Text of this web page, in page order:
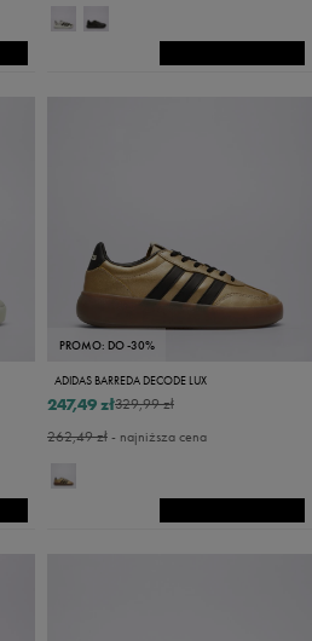
PROMO: DO -30%
ADIDAS BARREDA DECODE LUX
329,99 zł
247,49 zł
262,49 zł- najniższa cena